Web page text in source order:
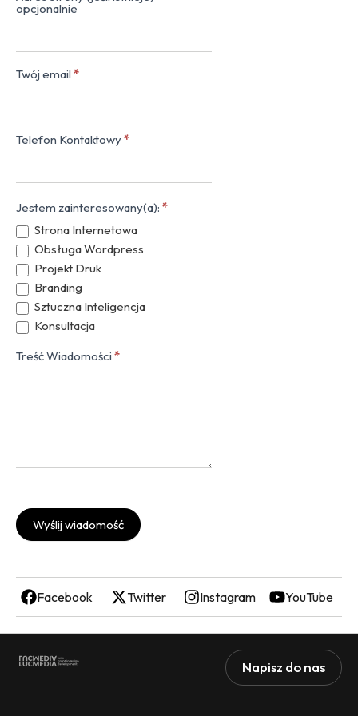
opcjonalnie
Twój email *
Telefon Kontaktowy*
Jestem zainteresowany(a): *
Strona Internetowa
Obsługa Wordpress
Projekt Druk
Branding
Sztuczna Inteligencja
Konsultacja
Treść Wiadomości *
Wyślij wiadomość
Facebook Twitter Instagram YouTube
Napisz do nas